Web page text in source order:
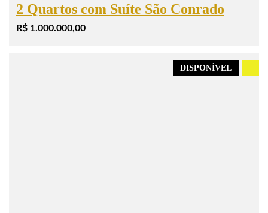
2 Quartos com Suíte São Conrado
R$ 1.000.000,00
DISPONÍVEL